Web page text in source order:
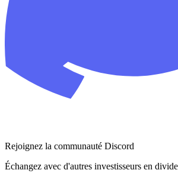
Rejoignez la communauté Discord
Échangez avec d'autres investisseurs en